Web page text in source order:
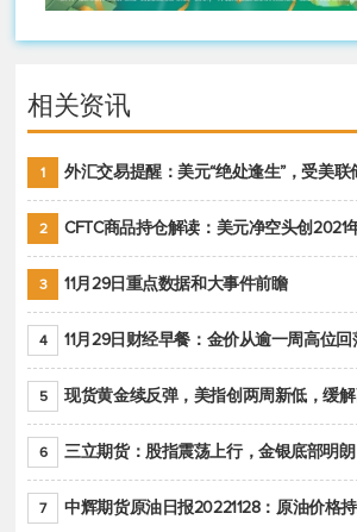
相关资讯
1 外汇交易提醒：美元“绝处逢生”，受美联储官员鹰派讲
2 CFTC商品持仓解读：美元净空头创2021年7月以来最大，黄金期货投机性净多头头
3 11月29日重点数据和大事件前瞻
4 11月29日财经早餐：金价从逾一周高位回落，美联储官员重申鹰派立场推动美元
5 现货黄金续反弹，美指创两周新低，缓解高通胀美国须
6 三立期货：股指震荡上行，金银底部明朗，原油偏弱走势(20221128
7 中辉期货原油日报20221128：原油价格持续下降，市场关注OPEC+新一轮产